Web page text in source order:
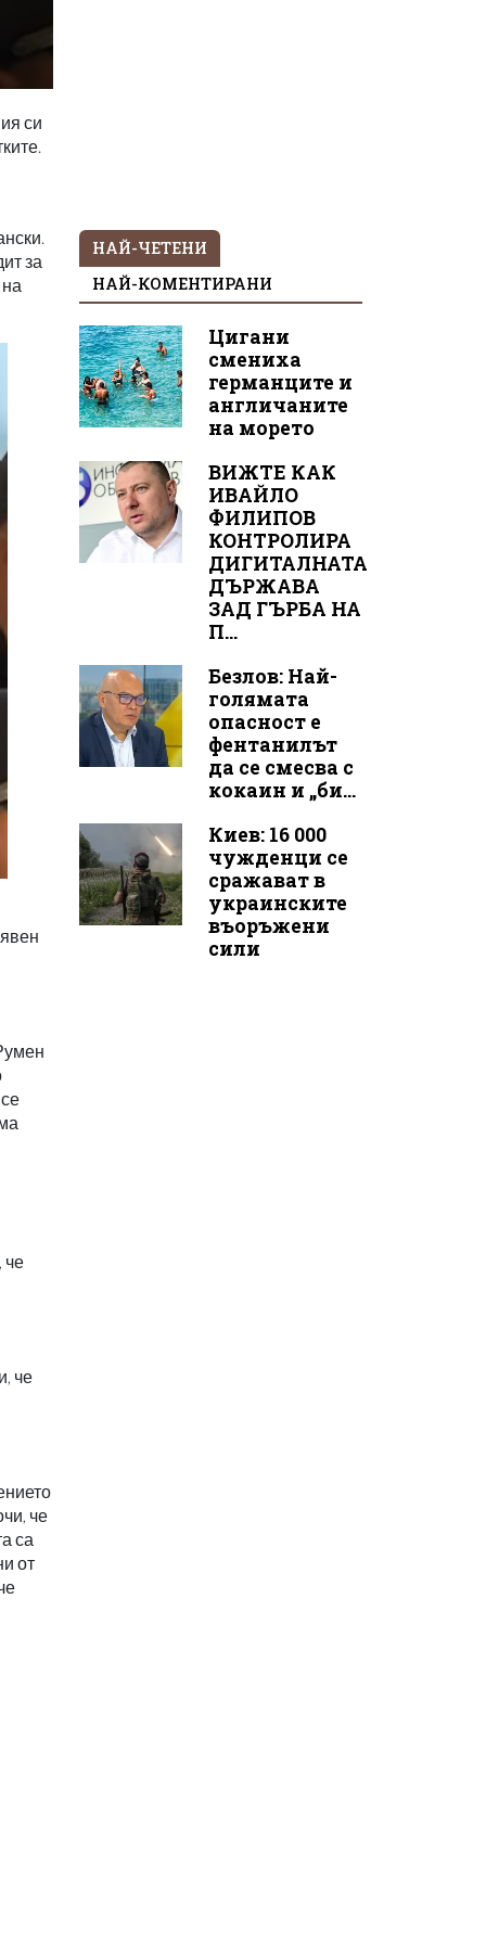
си
за
че
че
че
са
от
НАЙ-ЧЕТЕНИ
НАЙ-КОМЕНТИРАНИ
Цигани
смениха
германците и
англичаните
на морето
ВИЖТЕ КАК
ИВАЙЛО
ФИЛИПОВ
КОНТРОЛИРА
ДИГИТАЛНАТА
ДЪРЖАВА
ЗАД ГЪРБА НА
П...
Безлов: Най-
голямата
опасност е
фентанилът
да се смесва с
кокаин и „би...
Киев: 16 000
чужденци се
сражават в
украинските
въоръжени
сили